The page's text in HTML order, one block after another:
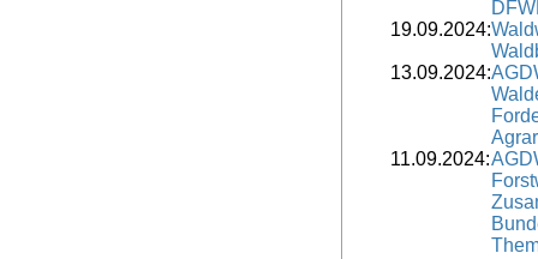
19.09.2024:
13.09.2024:
11.09.2024: